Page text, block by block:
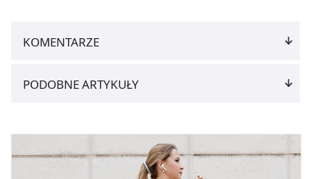
KOMENTARZE
PODOBNE ARTYKUŁY